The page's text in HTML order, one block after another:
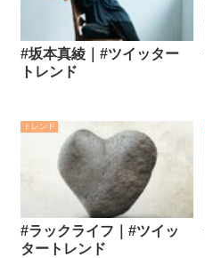
#坂本真綾｜#ツイッター
トレンド
トレンド
#ラックライフ｜#ツイッ
タートレンド